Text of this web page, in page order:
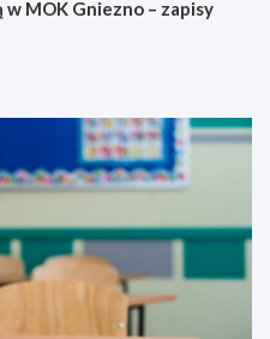
MOK Gniezno – zapisy